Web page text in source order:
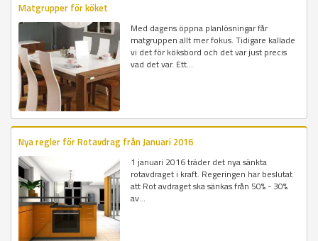
Matgrupper för köket
Med dagens öppna planlösningar får
matgruppen allt mer fokus. Tidigare kallade
vi det för köksbord och det var just precis
vad det var. Ett...
Nya regler för Rotavdrag från Januari 2016
1 januari 2016 träder det nya sänkta
rotavdraget i kraft. Regeringen har beslutat
att Rot avdraget ska sänkas från 50% - 30%
av...